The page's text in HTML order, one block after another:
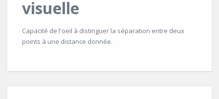
visuelle
Capacité de l'oeil à distinguer la séparation entre deux
points à une distance donnée.